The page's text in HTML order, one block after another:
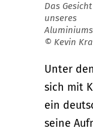
Das
unseres
© Kevin
Unter
sich mit
ein
seine